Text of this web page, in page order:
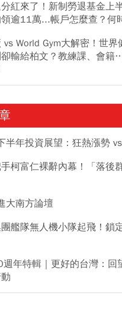
紅來了！新制勞退基金上
逾11萬...帳戶怎麼查？何
vs World Gym大解密！世界
輸給柏文？教練課、會籍
半年投資展望：狂熱漲勢
柯富仁裸辭內幕！「落後
大南方論壇
艦隊無人機小隊起飛！鎖
年特輯｜更好的台灣：回